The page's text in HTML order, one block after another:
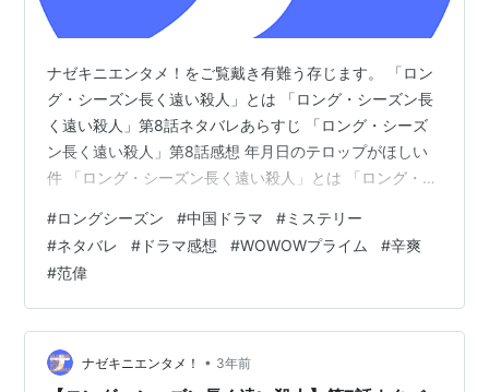
ナゼキニエンタメ！をご覧戴き有難う存じます。 「ロン
グ・シーズン長く遠い殺人」とは 「ロング・シーズン長
く遠い殺人」第8話ネタバレあらすじ 「ロング・シーズ
ン長く遠い殺人」第8話感想 年月日のテロップがほしい
件 「ロング・シーズン長く遠い殺人」とは 「ロング・シ
頻（テンセントビデオ）で配信されたクライムサスペン
ス。 「バッド・キッズ 隠秘之罪」の監督、辛爽（シン・
シュアン）監督作品で本国中国では圧倒的高評価を得た
超人気ドラマだそうです。 画像引用元
https://ogre.natalie.mu/media/news/eiga/2023/10…
#ロングシーズン #中国ドラマ #ミステリー
#ネタバレ # ドラマ感想 #WOWOWプライム #辛爽
#范偉
ナゼキニエンタメ！ • 3年前